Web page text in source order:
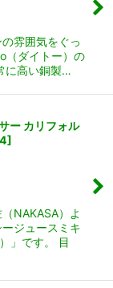
雰囲気をぐっ
（ダイトー）の
に高い銅製…
ー カリフォル
]
NAKASA）よ
ジュースミキ
」です。 目